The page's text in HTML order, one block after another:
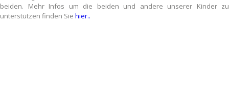
beiden. Mehr Infos um die beiden und andere unserer Kinder zu
unterstützen finden Sie hier..